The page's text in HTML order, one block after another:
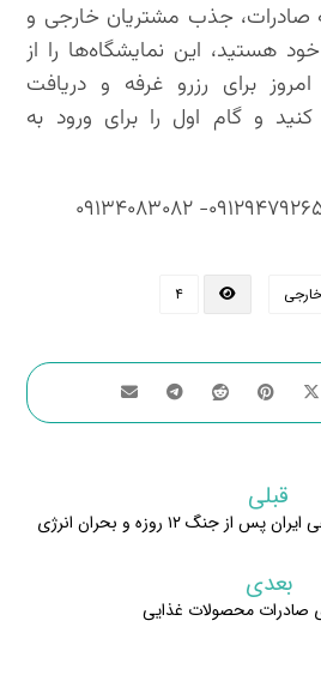
صادرات، جذب مشتریان خارجی و
هستید، این نمایشگاه‌ها را از
برای رزرو غرفه و دریافت
و گام اول را برای ورود به
۴
قبلی
جنگ ۱۲ روزه و بحران انرژی
بعدی
صادرات محصولات غذایی